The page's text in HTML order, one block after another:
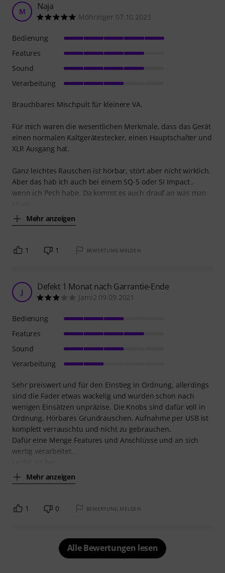
M Naja
Möhringer 07.10.2023
Brauchbares Mischpult für kleinere VA.
Für mich waren die wesentlichen Merkmale, dass das Gerät
einen normalen Kaltgerätestecker, einen Hauptschalter und
XLR Ausgang hat.
Ganz leichtes Rauschen ist hörbar, stört aber nicht wirklich.
Aber das hab ich auch bei einem SQ-5 oder SI Impact ,
wenn ich Pech habe. Da kommt es auch drauf an was man
Mehr anzeigen
Bedienung
Features
Sound
Verarbeitung
1 1 BEWERTUNG MELDEN
J Defekt 1 Monat nach Garrantie-Ende
Jami2 09.09.2021
Sehr preiswert und für den Einstieg in Ordnung, allerdings
sind die Fader etwas wackelig und wurden schon nach
wenigen Einsätzen unpräzise. Die Knobs sind dafür voll in
Ordnung. Hörbares Grundrauschen, Aufnahme per USB ist
komplett verrauschtu und nicht zu gebrauchen.
Dafür eine Menge Features und Anschlüsse und an sich
wertig verarbeitet.
Mehr anzeigen
Bedienung
Features
Sound
Verarbeitung
1 0 BEWERTUNG MELDEN
Alle Bewertungen lesen